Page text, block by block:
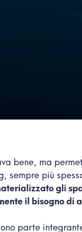
bene, ma
più
gli
il bisogno di
parte